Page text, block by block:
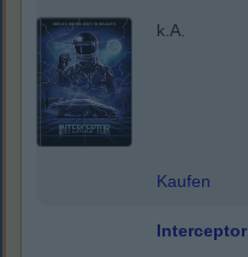
k.A.
Kaufen
Interceptor